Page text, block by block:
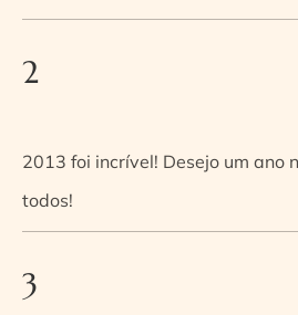
2
2013 foi incrível! Desejo um ano
todos!
3